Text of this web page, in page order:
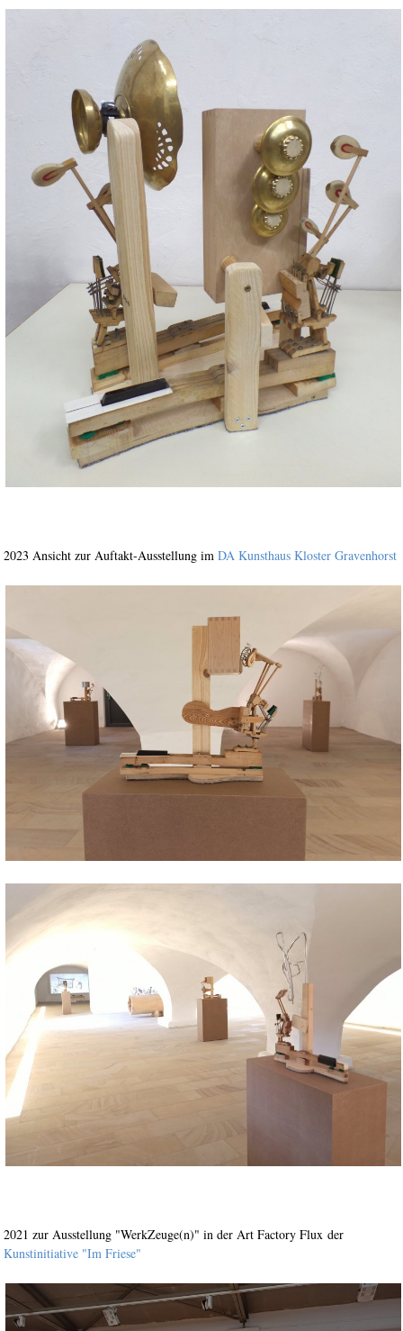
2023 Ansicht zur Auftakt-Ausstellung im DA Kunsthaus Kloster Gravenhorst
2021 zur Ausstellung "WerkZeuge(n)" in der Art Factory Flux der
Kunstinitiative "Im Friese"